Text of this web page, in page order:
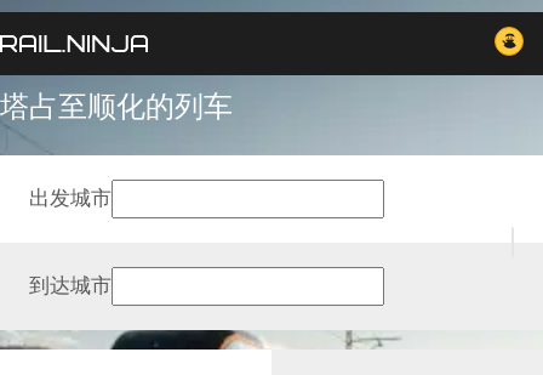
塔占至顺化的列车
出发城市
到达城市